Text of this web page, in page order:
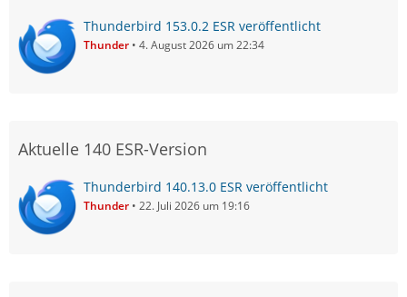
Thunderbird 153.0.2 ESR veröffentlicht
Thunder 4. August 2026 um 22:34
Aktuelle 140 ESR-Version
Thunderbird 140.13.0 ESR veröffentlicht
Thunder 22. Juli 2026 um 19:16